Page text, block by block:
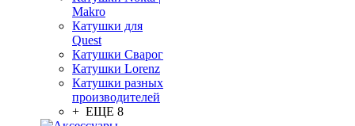
Makro
Катушки для
Quest
Катушки Сварог
Катушки Lorenz
Катушки разных
производителей
+ ЕЩЕ 8